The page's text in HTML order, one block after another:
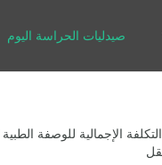
صيدليات الحراسة اليوم
الإجمالية للوصفة